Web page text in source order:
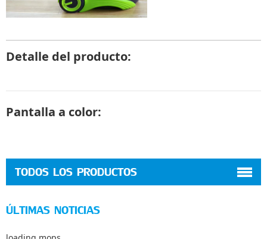
Detalle del producto:
Pantalla a color:
TODOS LOS PRODUCTOS
ÚLTIMAS NOTICIAS